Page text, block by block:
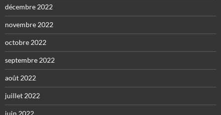
décembre 2022
novembre 2022
octobre 2022
septembre 2022
août 2022
juillet 2022
juin 2022